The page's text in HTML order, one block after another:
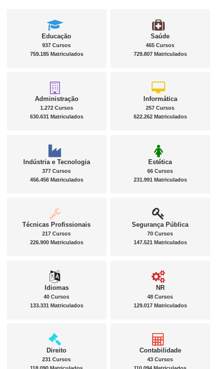
Educação
937 Cursos
759.185 Matriculados
Saúde
465 Cursos
729.807 Matriculados
Administração
1.272 Cursos
630.631 Matriculados
Informática
257 Cursos
622.262 Matriculados
Indústria e Tecnologia
377 Cursos
456.456 Matriculados
Estética
66 Cursos
231.991 Matriculados
Técnicas Profissionais
217 Cursos
226.900 Matriculados
Segurança Pública
70 Cursos
147.521 Matriculados
Idiomas
40 Cursos
133.331 Matriculados
NR
48 Cursos
129.017 Matriculados
Direito
231 Cursos
Contabilidade
43 Cursos